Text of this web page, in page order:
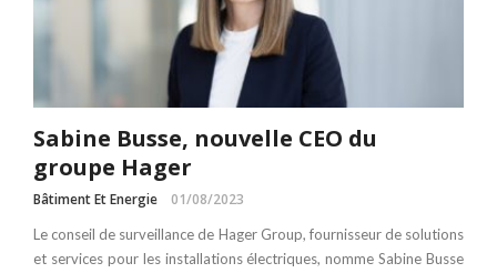
Sabine Busse, nouvelle CEO du
groupe Hager
Bâtiment Et Energie 01/08/2023
Le conseil de surveillance de Hager Group, fournisseur de solutions
et services pour les installations électriques, nomme Sabine Busse